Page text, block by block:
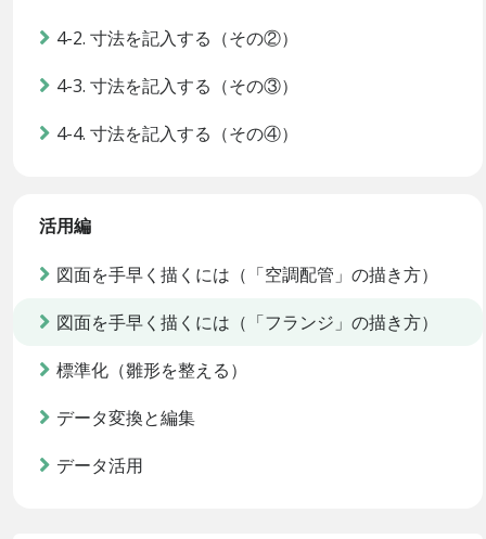
4-2. 寸法を記入する（その②）
4-3. 寸法を記入する（その③）
4-4. 寸法を記入する（その④）
活用編
図面を手早く描くには（「空調配管」の描き方）
図面を手早く描くには（「フランジ」の描き方）
標準化（雛形を整える）
データ変換と編集
データ活用